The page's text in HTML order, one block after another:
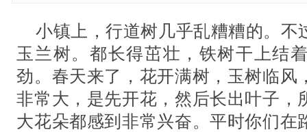
小镇上，行道树几乎乱糟糟的。不
玉兰树。都长得茁壮，铁树干上结
劲。春天来了，花开满树，玉树临风
非常大，是先开花，然后长出叶子，
大花朵都感到非常兴奋。平时你们在